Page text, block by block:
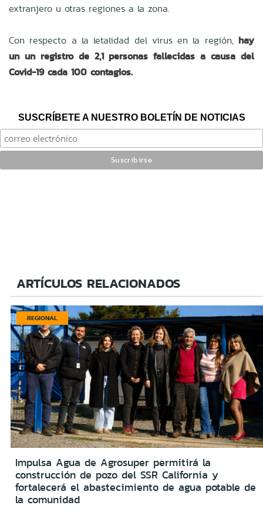
extranjero u otras regiones a la zona.
Con respecto a la letalidad del virus en la región, hay
un un registro de 2,1 personas fallecidas a causa del
Covid-19 cada 100 contagios.
SUSCRÍBETE A NUESTRO BOLETÍN DE NOTICIAS
ARTÍCULOS RELACIONADOS
REGIONAL
Impulsa Agua de Agrosuper permitirá la
construcción de pozo del SSR California y
fortalecerá el abastecimiento de agua potable de
la comunidad